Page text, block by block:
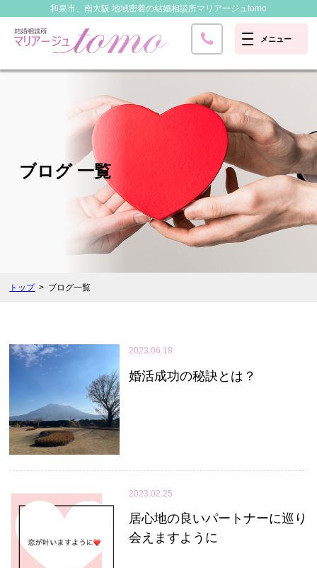
和泉市、南大阪 地域密着の結婚相談所マリアージュtomo
ブログ 一覧
トップ ブログ一覧
2023.06.18
婚活成功の秘訣とは？
2023.02.25
居心地の良いパートナーに巡り
会えますように